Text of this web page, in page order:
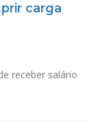
carga
receber salário